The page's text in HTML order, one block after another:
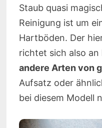
Staub quasi
Reinigung ist um
Hartböden. Der
richtet sich also an
andere Arten von
Aufsatz oder
bei diesem Modell